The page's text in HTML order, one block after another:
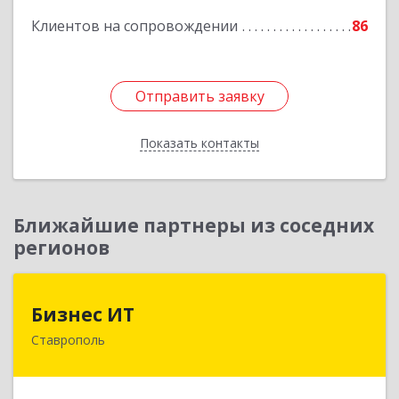
Клиентов на сопровождении 86
Отправить заявку
Показать контакты
Подробнее
Отправить заявку
Назад
Ближайшие партнеры из соседних
регионов
Бизнес ИТ
Ставрополь
355035, Ставропольский край, Ставрополь г, 1